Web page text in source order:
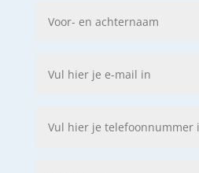
(Vereist)
hier
hier